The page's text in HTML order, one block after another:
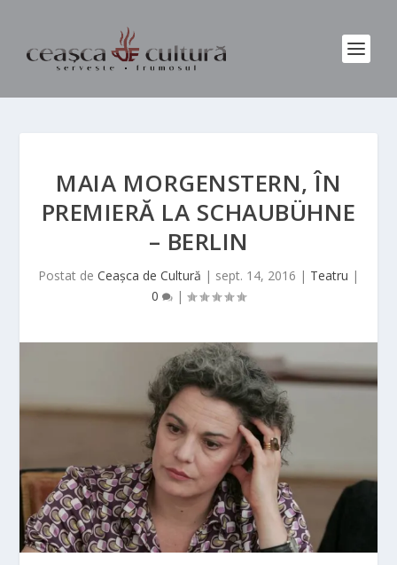
MAIA MORGENSTERN, ÎN
PREMIERĂ LA SCHAUBÜHNE
– BERLIN
Postat de Ceașca de Cultură | sept. 14, 2016 | Teatru |
0
|